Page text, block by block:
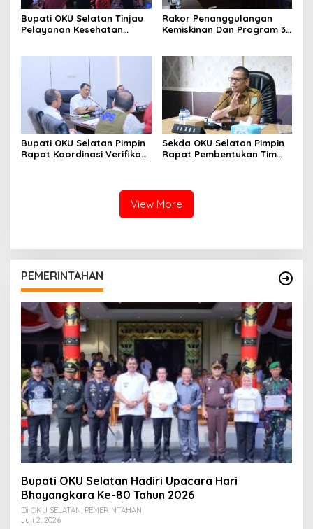
Bupati OKU Selatan Tinjau
Pelayanan Kesehatan
Kepedulian Pemerintah
Kepada Masyarakat
Rakor Penanggulangan
Kemiskinan Dan Program 3
Dengan Pemprov Sumsel
Bupati OKU Selatan Pimpin
Rapat Koordinasi Verifikasi
Sekda OKU Selatan Pimpin
Rapat Pembentukan Tim
Sekolah
View More
PEMERINTAHAN
Bupati OKU Selatan Hadiri Upacara Hari
Bhayangkara Ke-80 Tahun 2026
Di OKU SELATAN, PEMERINTAHAN
Juli 2, 2026